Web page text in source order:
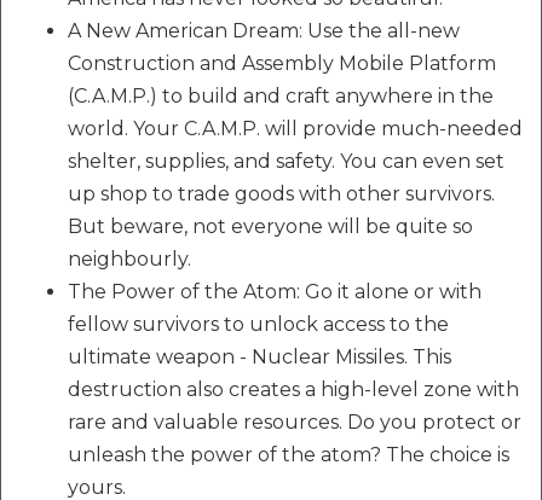
A New American Dream: Use the all-new
Construction and Assembly Mobile Platform
(C.A.M.P.) to build and craft anywhere in the
world. Your C.A.M.P. will provide much-needed
shelter, supplies, and safety. You can even set
up shop to trade goods with other survivors.
But beware, not everyone will be quite so
neighbourly.
The Power of the Atom: Go it alone or with
fellow survivors to unlock access to the
ultimate weapon - Nuclear Missiles. This
destruction also creates a high-level zone with
rare and valuable resources. Do you protect or
unleash the power of the atom? The choice is
yours.